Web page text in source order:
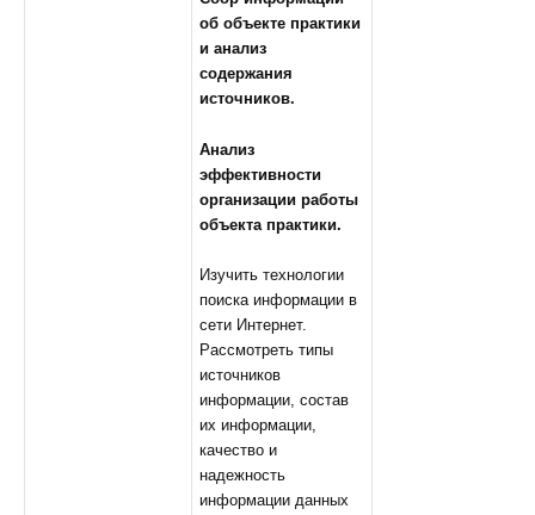
об объекте практики
и анализ
содержания
источников.
Анализ
эффективности
организации работы
объекта практики.
Изучить технологии
поиска информации в
сети Интернет.
Рассмотреть типы
источников
информации, состав
их информации,
качество и
надежность
информации данных